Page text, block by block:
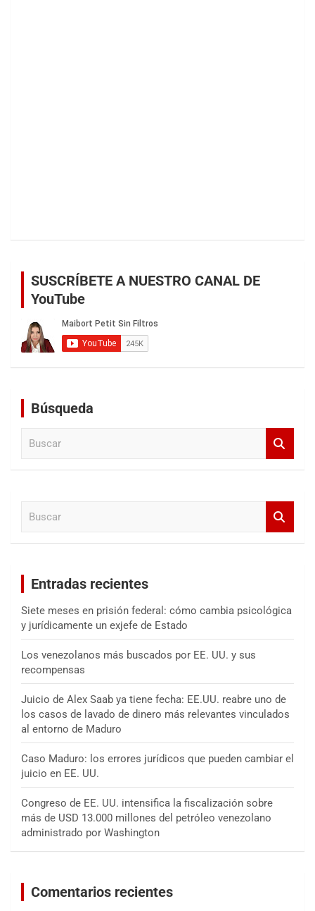
SUSCRÍBETE A NUESTRO CANAL DE
YouTube
Búsqueda
Entradas recientes
Siete meses en prisión federal: cómo cambia psicológica
y jurídicamente un exjefe de Estado
Los venezolanos más buscados por EE. UU. y sus
recompensas
Juicio de Alex Saab ya tiene fecha: EE.UU. reabre uno de
los casos de lavado de dinero más relevantes vinculados
al entorno de Maduro
Caso Maduro: los errores jurídicos que pueden cambiar el
juicio en EE. UU.
Congreso de EE. UU. intensifica la fiscalización sobre
más de USD 13.000 millones del petróleo venezolano
administrado por Washington
Comentarios recientes